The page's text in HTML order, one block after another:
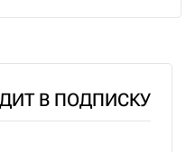
В ПОДПИСКУ